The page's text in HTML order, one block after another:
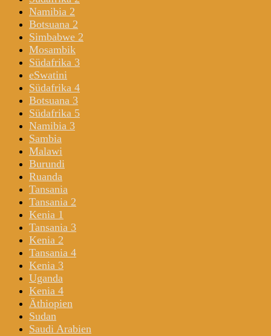
Namibia 2
Botsuana 2
Simbabwe 2
Mosambik
Südafrika 3
eSwatini
Südafrika 4
Botsuana 3
Südafrika 5
Namibia 3
Sambia
Malawi
Burundi
Ruanda
Tansania
Tansania 2
Kenia 1
Tansania 3
Kenia 2
Tansania 4
Kenia 3
Uganda
Kenia 4
Äthiopien
Sudan
Saudi Arabien